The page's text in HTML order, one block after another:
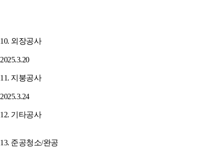
10. 외장공사
2025.3.20
11. 지붕공사
2025.3.24
12. 기타공사
13. 준공청소/완공